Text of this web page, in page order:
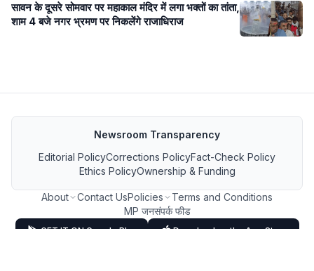
सावन के दूसरे सोमवार पर महाकाल मंदिर में लगा भक्तों का तांता,
शाम 4 बजे नगर भ्रमण पर निकलेंगे राजाधिराज
Newsroom Transparency
Editorial PolicyCorrections PolicyFact-Check Policy
Ethics PolicyOwnership & Funding
About Contact UsPolicies
Terms and Conditions
MP जनसंपर्क फीड
GET IT ON Google Play Download on the App Store